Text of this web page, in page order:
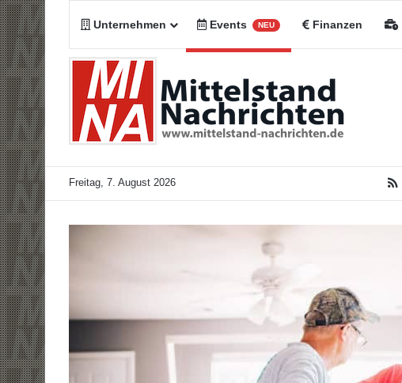
Unternehmen Events NEU Finanzen
Freitag, 7. August 2026